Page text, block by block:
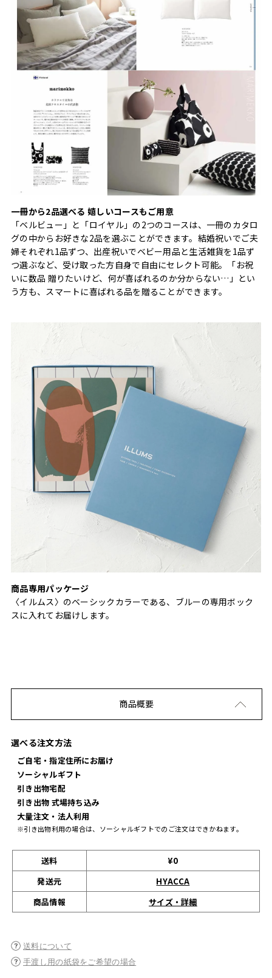
一冊から2品選べる 嬉しいコースもご用意
「ベルビュー」と「ロイヤル」の2つのコースは、一冊のカタロ
グの中からお好きな2品を選ぶことができます。結婚祝いでご夫
婦それぞれ1品ずつ、出産祝いでベビー用品と生活雑貨を1品ず
つ選ぶなど、受け取った方自身で自由にセレクト可能。「お祝
いに数品 贈りたいけど、何が喜ばれるのか分からない…」とい
う方も、スマートに喜ばれる品を贈ることができます。
商品専用パッケージ
〈イルムス〉のベーシックカラーである、ブルーの専用ボック
スに入れてお届けします。
商品概要
選べる注文方法
ご自宅・指定住所にお届け
ソーシャルギフト
引き出物宅配
引き出物 式場持ち込み
大量注文・法人利用
※引き出物利用の場合は、ソーシャルギフトでのご注文はできかねます。
送料
¥0
発送元
HYACCA
商品情報
サイズ・詳細
送料について
手渡し用の紙袋をご希望の場合